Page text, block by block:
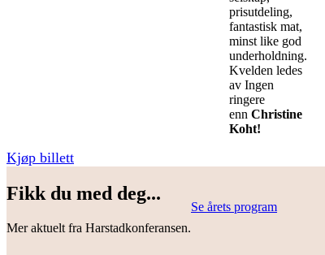
prisutdeling,
fantastisk mat,
minst like god
underholdning.
Kvelden ledes
av Ingen
ringere
enn Christine
Koht!
Kjøp billett
Fikk du med deg...
Mer aktuelt fra Harstadkonferansen.
Se årets program